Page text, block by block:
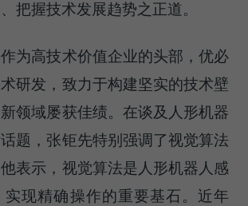
把握技术发展趋势之正道。
为高技术价值企业的头部，优必
研发，致力于构建坚实的技术壁
领域屡获佳绩。在谈及人形机器
题，张钜先特别强调了视觉算法
表示，视觉算法是人形机器人感
实现精确操作的重要基石。近年